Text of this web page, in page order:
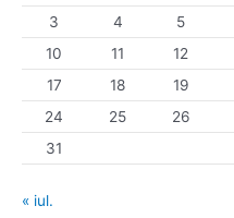
3
4 5
10
11 12
17
18 19
24
25 26
31
« iul.